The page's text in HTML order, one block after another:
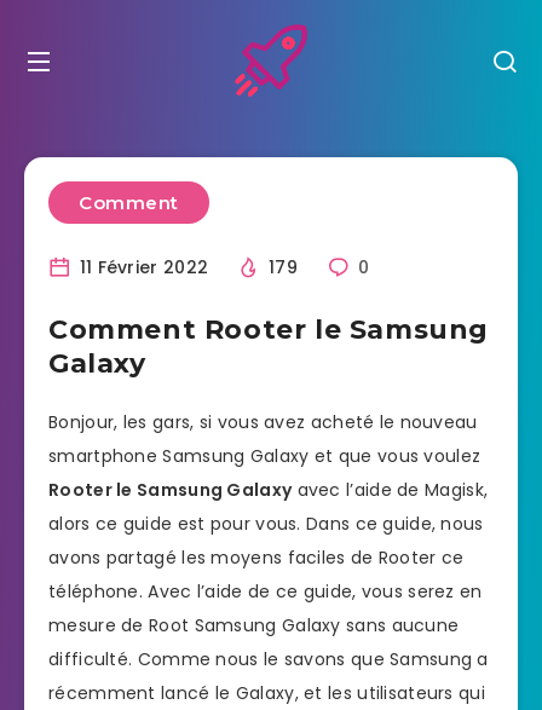
Comment
11 Février 2022 179 0
Comment Rooter le Samsung
Galaxy
Bonjour, les gars, si vous avez acheté le nouveau
smartphone Samsung Galaxy et que vous voulez
Rooter le Samsung Galaxyavec l’aide de Magisk,
alors ce guide est pour vous. Dans ce guide, nous
avons partagé les moyens faciles de Rooter ce
téléphone. Avec l’aide de ce guide, vous serez en
mesure de Root Samsung Galaxy sans aucune
difficulté. Comme nous le savons que Samsung a
récemment lancé le Galaxy, et les utilisateurs qui